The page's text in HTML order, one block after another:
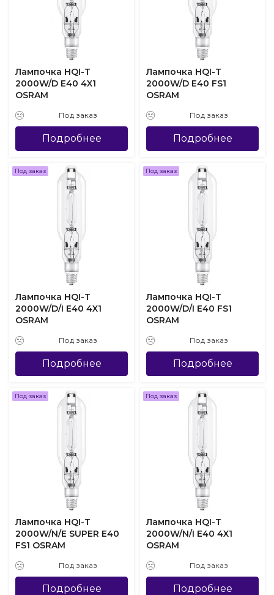
Лампочка HQI-T
2000W/D E40 4X1
OSRAM
Под заказ
Подробнее
Лампочка HQI-T
2000W/D E40 FS1
OSRAM
Под заказ
Подробнее
Под заказ
Лампочка HQI-T
2000W/D/I E40 4X1
OSRAM
Под заказ
Подробнее
Под заказ
Лампочка HQI-T
2000W/D/I E40 FS1
OSRAM
Под заказ
Подробнее
Под заказ
Лампочка HQI-T
2000W/N/E SUPER E40
FS1 OSRAM
Под заказ
Подробнее
Под заказ
Лампочка HQI-T
2000W/N/I E40 4X1
OSRAM
Под заказ
Подробнее